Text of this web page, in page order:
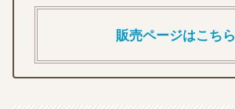
販売ページはこちら